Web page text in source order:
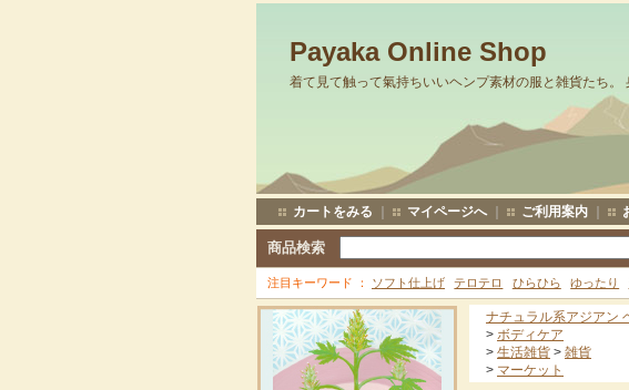
Payaka Online Shop
着て見て触って氣持ちいいヘンプ素材の服と雑貨たち
カートをみる マイページへ｜ ご利用案内
商品検索
注目キーワード ソフト仕上げ テロテロ ひらひら ゆったり
ナチュラル系アジアン
> ボディケア
> 生活雑貨 > 雑貨
> マーケット